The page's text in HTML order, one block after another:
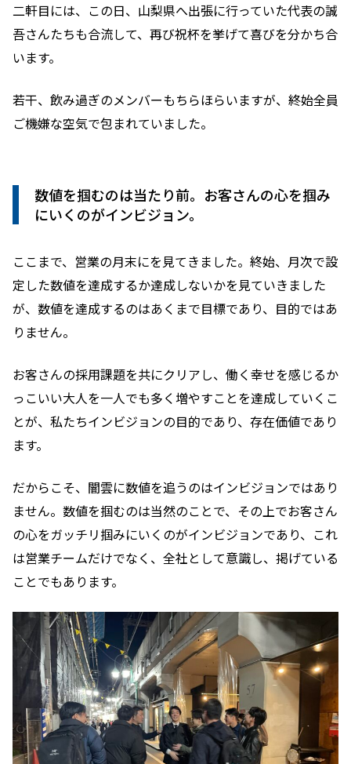
二軒目には、この日、山梨県へ出張に行っていた代表の誠
吾さんたちも合流して、再び祝杯を挙げて喜びを分かち合
います。
若干、飲み過ぎのメンバーもちらほらいますが、終始全員
ご機嫌な空気で包まれていました。
数値を掴むのは当たり前。お客さんの心を掴み
にいくのがインビジョン。
ここまで、営業の月末にを見てきました。終始、月次で設
定した数値を達成するか達成しないかを見ていきました
が、数値を達成するのはあくまで目標であり、目的ではあ
りません。
お客さんの採用課題を共にクリアし、働く幸せを感じるか
っこいい大人を一人でも多く増やすことを達成していくこ
とが、私たちインビジョンの目的であり、存在価値であり
ます。
だからこそ、闇雲に数値を追うのはインビジョンではあり
ません。数値を掴むのは当然のことで、その上でお客さん
の心をガッチリ掴みにいくのがインビジョンであり、これ
は営業チームだけでなく、全社として意識し、掲げている
ことでもあります。